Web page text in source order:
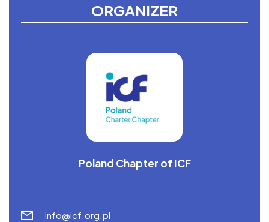
ORGANIZER
Poland Chapter of ICF
info@icf.org.pl